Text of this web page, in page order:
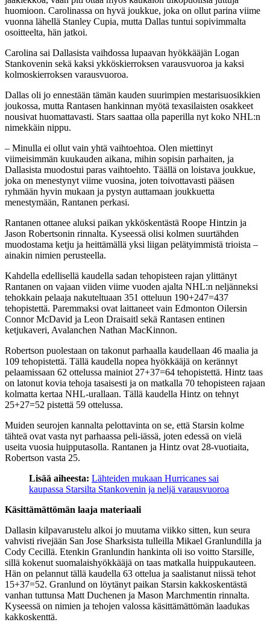
huomioon. Carolinassa on hyvä joukkue, joka on ollut parina viime
vuonna lähellä Stanley Cupia, mutta Dallas tuntui sopivimmalta
osoitteelta, hän jatkoi.
Carolina sai Dallasista vaihdossa lupaavan hyökkääjän Logan
Stankovenin sekä kaksi ykköskierroksen varausvuoroa ja kaksi
kolmoskierroksen varausvuoroa.
Dallas oli jo ennestään tämän kauden suurimpien mestarisuosikkien
joukossa, mutta Rantasen hankinnan myötä texasilaisten osakkeet
nousivat huomattavasti. Stars saattaa olla paperilla nyt koko NHL:n
nimekkäin nippu.
– Minulla ei ollut vain yhtä vaihtoehtoa. Olen miettinyt
viimeisimmän kuukauden aikana, mihin sopisin parhaiten, ja
Dallasista muodostui paras vaihtoehto. Täällä on loistava joukkue,
joka on menestynyt viime vuosina, joten toivottavasti pääsen
ryhmään hyvin mukaan ja pystyn auttamaan joukkuetta
menestymään, Rantanen perkasi.
Rantanen ottanee aluksi paikan ykköskentästä Roope Hintzin ja
Jason Robertsonin rinnalta. Kyseessä olisi kolmen suurtähden
muodostama ketju ja heittämällä yksi liigan pelätyimmistä trioista –
ainakin nimien perusteella.
Kahdella edellisellä kaudella sadan tehopisteen rajan ylittänyt
Rantanen on vajaan viiden viime vuoden ajalta NHL:n neljänneksi
tehokkain pelaaja nakuteltuaan 351 otteluun 190+247=437
tehopistettä. Paremmaksi ovat laittaneet vain Edmonton Oilersin
Connor McDavid ja Leon Draisaitl sekä Rantasen entinen
ketjukaveri, Avalanchen Nathan MacKinnon.
Robertson puolestaan on takonut parhaalla kaudellaan 46 maalia ja
109 tehopistettä. Tällä kaudella nopea hyökkääjä on kerännyt
pelaamissaan 62 ottelussa mainiot 27+37=64 tehopistettä. Hintz taas
on latonut kovia tehoja tasaisesti ja on matkalla 70 tehopisteen rajaan
kolmatta kertaa NHL-urallaan. Tällä kaudella Hintz on tehnyt
25+27=52 pistettä 59 ottelussa.
Muiden seurojen kannalta pelottavinta on se, että Starsin kolme
tähteä ovat vasta nyt parhaassa peli-iässä, joten edessä on vielä
useita vuosia huipputasolla. Rantanen ja Hintz ovat 28-vuotiaita,
Robertson vasta 25.
Lisää aiheesta: Lähteiden mukaan Hurricanes sai
kaupassa Starsilta Stankovenin ja neljä varausvuoroa
Käsittämättömän laaja materiaali
Dallasin kilpavarustelu alkoi jo muutama viikko sitten, kun seura
vahvisti rivejään San Jose Sharksista tulleilla Mikael Granlundilla ja
Cody Cecillä. Etenkin Granlundin hankinta oli iso voitto Starsille,
sillä kokenut suomalaishyökkääjä on taas matkalla huippukauteen.
Hän on pelannut tällä kaudella 63 ottelua ja saalistanut niissä tehot
15+37=52. Granlund on löytänyt paikan Starsin kakkoskentästä
vanhan tuttunsa Matt Duchenen ja Mason Marchmentin rinnalta.
Kyseessä on nimien ja tehojen valossa käsittämättömän laadukas
kakkoskenttä.